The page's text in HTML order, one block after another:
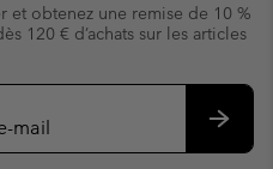
et obtenez une remise de 10 %
120 € d’achats sur les articles